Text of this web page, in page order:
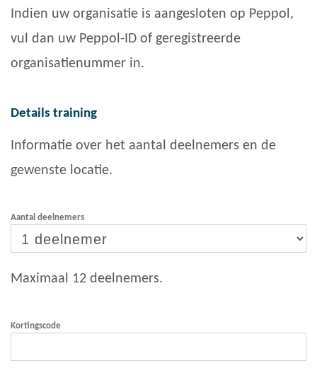
Indien uw organisatie is aangesloten op Peppol,
vul dan uw Peppol-ID of geregistreerde
organisatienummer in.
Details training
Informatie over het aantal deelnemers en de
gewenste locatie.
Aantal deelnemers
Maximaal 12 deelnemers.
Kortingscode